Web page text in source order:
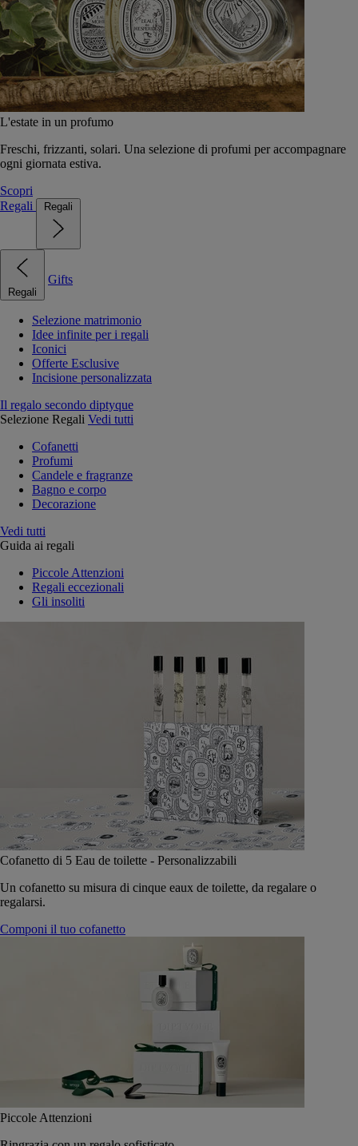
L'estate in un profumo
Freschi, frizzanti, solari. Una selezione di profumi per accompagnare
ogni giornata estiva.
Scopri
Regali
Regali
Regali
Gifts
Selezione matrimonio
Idee infinite per i regali
Iconici
Offerte Esclusive
Incisione personalizzata
Il regalo secondo diptyque
Selezione Regali Vedi tutti
Cofanetti
Profumi
Candele e fragranze
Bagno e corpo
Decorazione
Vedi tutti
Guida ai regali
Piccole Attenzioni
Regali eccezionali
Gli insoliti
Cofanetto di 5 Eau de toilette - Personalizzabili
Un cofanetto su misura di cinque eaux de toilette, da regalare o
regalarsi.
Componi il tuo cofanetto
Piccole Attenzioni